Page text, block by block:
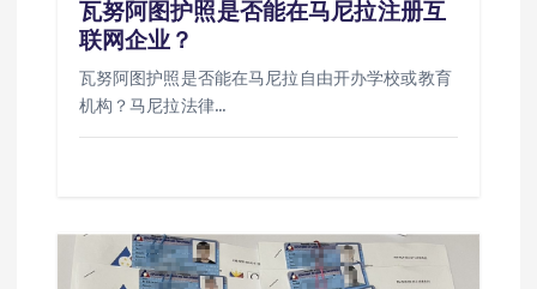
瓦努阿图护照是否能在马尼拉注册互
联网企业？
瓦努阿图护照是否能在马尼拉自由开办学校或教育
机构？马尼拉法律…